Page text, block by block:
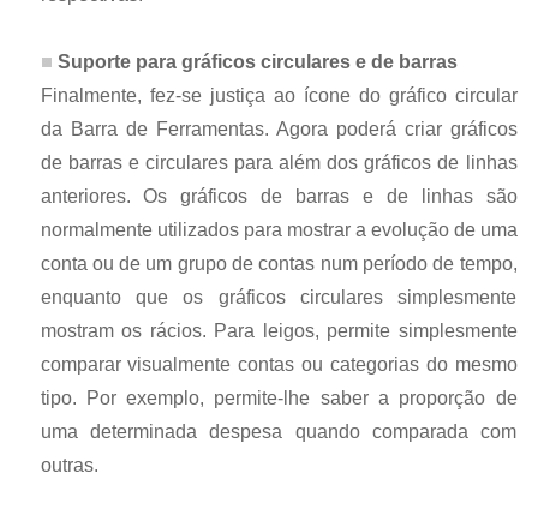
Suporte para gráficos circulares e de barras
Finalmente, fez-se justiça ao ícone do gráfico circular
da Barra de Ferramentas. Agora poderá criar gráficos
de barras e circulares para além dos gráficos de linhas
anteriores. Os gráficos de barras e de linhas são
normalmente utilizados para mostrar a evolução de uma
conta ou de um grupo de contas num período de tempo,
enquanto que os gráficos circulares simplesmente
mostram os rácios. Para leigos, permite simplesmente
comparar visualmente contas ou categorias do mesmo
tipo. Por exemplo, permite-lhe saber a proporção de
uma determinada despesa quando comparada com
outras.